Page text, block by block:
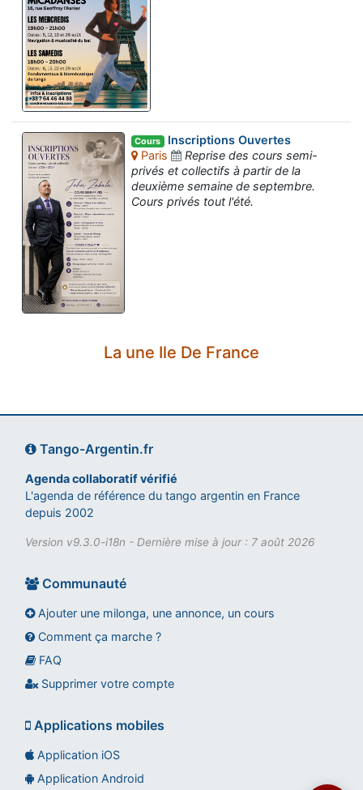
Cours Inscriptions Ouvertes
Paris
Reprise des cours semi-
privés et collectifs à partir de la
deuxième semaine de septembre.
Cours privés tout l'été.
La une Ile De France
Tango-Argentin.fr
Agenda collaboratif vérifié
L'agenda de référence du tango argentin en France
depuis 2002
Version v9.3.0-i18n - Dernière mise à jour : 7 août 2026
Communauté
Ajouter une milonga, une annonce, un cours
Comment ça marche ?
FAQ
Supprimer votre compte
Applications mobiles
Application iOS
Application Android
Assistant tango-argentin.fr
Questions sur les milongas, cours et stages